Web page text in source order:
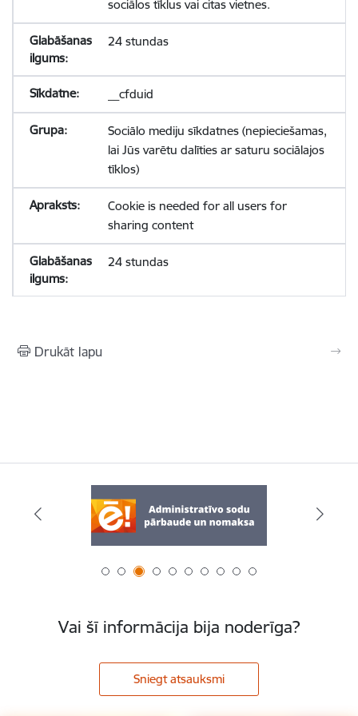
sociālos tīklus vai citas vietnes.
24 stundas
__cfduid
Sociālo mediju sīkdatnes (nepieciešamas,
lai Jūs varētu dalīties ar saturu sociālajos
tīklos)
Cookie is needed for all users for
sharing content
24 stundas
Drukāt lapu
Vai šī informācija bija noderīga?
Sniegt atsauksmi